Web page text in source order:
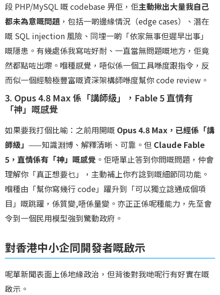
段 PHP/MySQL 嘅 codebase 畀佢，佢主動揪出大量我自己
都未為意嘅問題 ，包括一啲邊緣情況（edge cases）、潛在
嘅 SQL injection 風險、同埋一啲「依家無事但遲早出事」
嘅隱患。有幾處係我寫咗好耐、一直當無問題嘅地方，佢竟
然都點咗出嚟。嗰種感覺，唔似係一個工具喺度跟指令，反
而似一個經驗極豐富嘅資深架構師喺度幫你 code review。
3. Opus 4.8 Max 係「講師級」，Fable 5 直情有
「神」嘅感覺
如果要我打個比喻：之前用開嘅 Opus 4.8 Max，已經係「講
師級」 ——知識淵博、解釋清晰、可靠。但 Claude Fable
5，直情係有「神」嘅感覺 。佢唔單止答到你問嘅問題，仲會
理解你「真正想要乜」，主動補上你冇諗到嘅細節同功能。
嗰種由「幫你寫幾行 code」躍升到「可以獨立諗通成個項
目」嘅跳躍，係質變,唔係量變。亦正正係呢種能力，先至會
令到一個民用模型強到驚動政府。
對香港中小企同開發者嘅啟示
呢單新聞表面上係地緣政治，但背後對我哋呢行有好實在嘅
啟示。